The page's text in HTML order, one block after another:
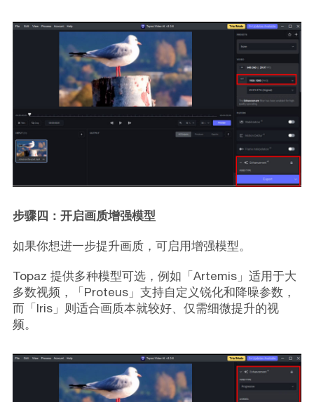
步骤四：开启画质增强模型
如果你想进一步提升画质，可启用增强模型。
Topaz 提供多种模型可选，例如「Artemis」适用于大
多数视频，「Proteus」支持自定义锐化和降噪参数，
而「Iris」则适合画质本就较好、仅需细微提升的视
频。